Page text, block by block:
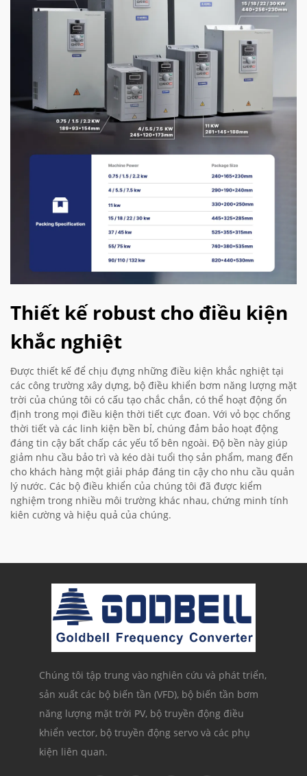
Thiết kế robust cho điều kiện
khắc nghiệt
Được thiết kế để chịu đựng những điều kiện khắc nghiệt tại
các công trường xây dựng, bộ điều khiển bơm năng lượng mặt
trời của chúng tôi có cấu tạo chắc chắn, có thể hoạt động ổn
định trong mọi điều kiện thời tiết cực đoan. Với vỏ bọc chống
thời tiết và các linh kiện bền bỉ, chúng đảm bảo hoạt động
đáng tin cậy bất chấp các yếu tố bên ngoài. Độ bền này giúp
giảm nhu cầu bảo trì và kéo dài tuổi thọ sản phẩm, mang đến
cho khách hàng một giải pháp đáng tin cậy cho nhu cầu quản
lý nước. Các bộ điều khiển của chúng tôi đã được kiểm
nghiệm trong nhiều môi trường khác nhau, chứng minh tính
kiên cường và hiệu quả của chúng.
Chúng tôi tập trung vào nghiên cứu và phát triển,
sản xuất các bộ biến tần (VFD), bộ biến tần bơm
năng lượng mặt trời PV, bộ truyền động điều
khiển vector, bộ truyền động servo và các phụ
kiện liên quan.